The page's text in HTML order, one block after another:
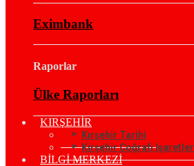
Eximbank
Raporlar
Ülke Raporları
KIRŞEHİR
Kırşehir Tarihi
Kırşehir Coğrafi İşaretler
BİLGİ MERKEZİ